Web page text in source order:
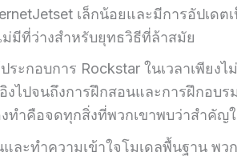
เล็กน้อยและมีการอัปเดต
มีที่ว่างสำหรับยุทธวิธีที่ล้าสมัย
ะกอบการ Rockstar ในเวลาเพียง
ไปจนถึงการฝึกสอนและการฝึกอบ
ำคือจดทุกสิ่งที่พวกเขาพบว่าสำคัญ
ะทำความเข้าใจโมเดลพื้นฐาน พว